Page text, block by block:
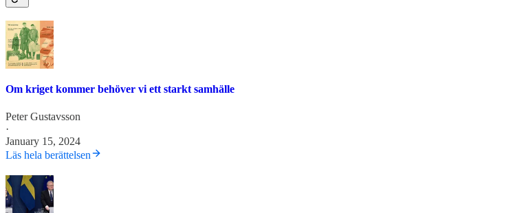
Om kriget kommer behöver vi ett starkt samhälle
Peter Gustavsson
·
January 15, 2024
Läs hela berättelsen